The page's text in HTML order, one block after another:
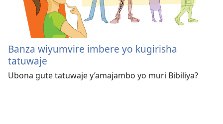
Banza wiyumvire imbere yo kugirisha
tatuwaje
Ubona gute tatuwaje y’amajambo yo muri Bibiliya?